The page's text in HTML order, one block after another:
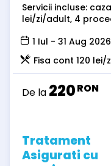
Servicii incluse:
lei/zi/adult, 4
1 Iul - 31 Aug 2026
Fisa cont 120
De la 220RON
Tratament
Asigurati cu